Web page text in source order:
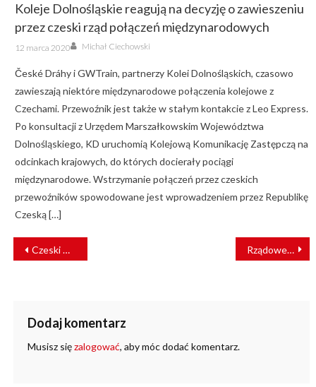
Koleje Dolnośląskie reagują na decyzję o zawieszeniu
przez czeski rząd połączeń międzynarodowych
Posted
on
12 marca 2020 Author
Michał Ciechowski
České Dráhy i GWTrain, partnerzy Kolei Dolnośląskich, czasowo
zawieszają niektóre międzynarodowe połączenia kolejowe z
Czechami. Przewoźnik jest także w stałym kontakcie z Leo Express.
Po konsultacji z Urzędem Marszałkowskim Województwa
Dolnośląskiego, KD uruchomią Kolejową Komunikację Zastępczą na
odcinkach krajowych, do których docierały pociągi
międzynarodowe. Wstrzymanie połączeń przez czeskich
przewoźników spowodowane jest wprowadzeniem przez Republikę
Czeską […]
NAWIGACJA
WPISU
Czeski Cieszyn: Pociąg ČD wjechał w budynek [ZDJĘCIA] Rządowe dofinansowanie to nie odpowiedź na problemy kolei [KOMENTARZ]
Dodaj komentarz
Musisz sięzalogować, aby móc dodać komentarz.